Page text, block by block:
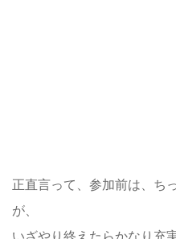
正直言って、参加前は、 ち
が、
いざやり終えたらかなり充